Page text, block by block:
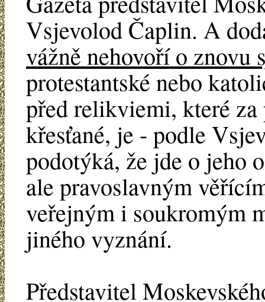
Vsjevolod Čaplin. A
vážně nehovoří o znovu
protestantské nebo
před relikviemi, které
křesťané, je - podle
podotýká, že jde o jeho
ale pravoslavným
veřejným i soukromým
jiného vyznání.
Představitel